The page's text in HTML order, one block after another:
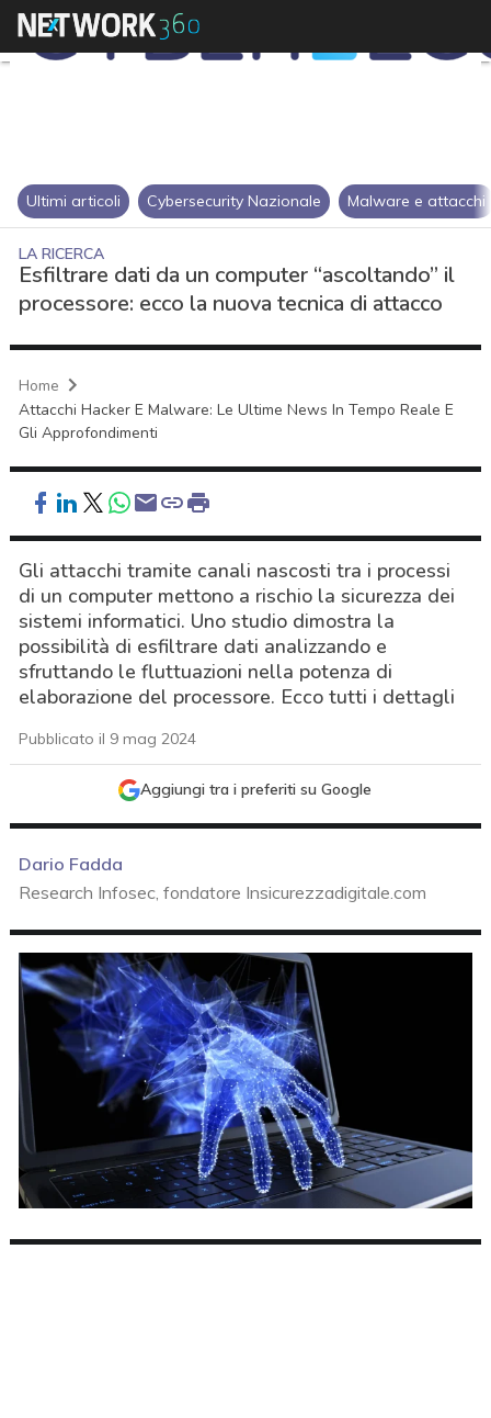
Ultimi articoli Cybersecurity Nazionale Malware e attacchi
LA RICERCA
Esfiltrare dati da un computer “ascoltando” il
processore: ecco la nuova tecnica di attacco
Home
Attacchi Hacker E Malware: Le Ultime News In Tempo Reale E
Gli Approfondimenti
Gli attacchi tramite canali nascosti tra i processi
di un computer mettono a rischio la sicurezza dei
sistemi informatici. Uno studio dimostra la
possibilità di esfiltrare dati analizzando e
sfruttando le fluttuazioni nella potenza di
elaborazione del processore. Ecco tutti i dettagli
Pubblicato il 9 mag 2024
Aggiungi tra i preferiti su Google
Dario Fadda
Research Infosec, fondatore Insicurezzadigitale.com